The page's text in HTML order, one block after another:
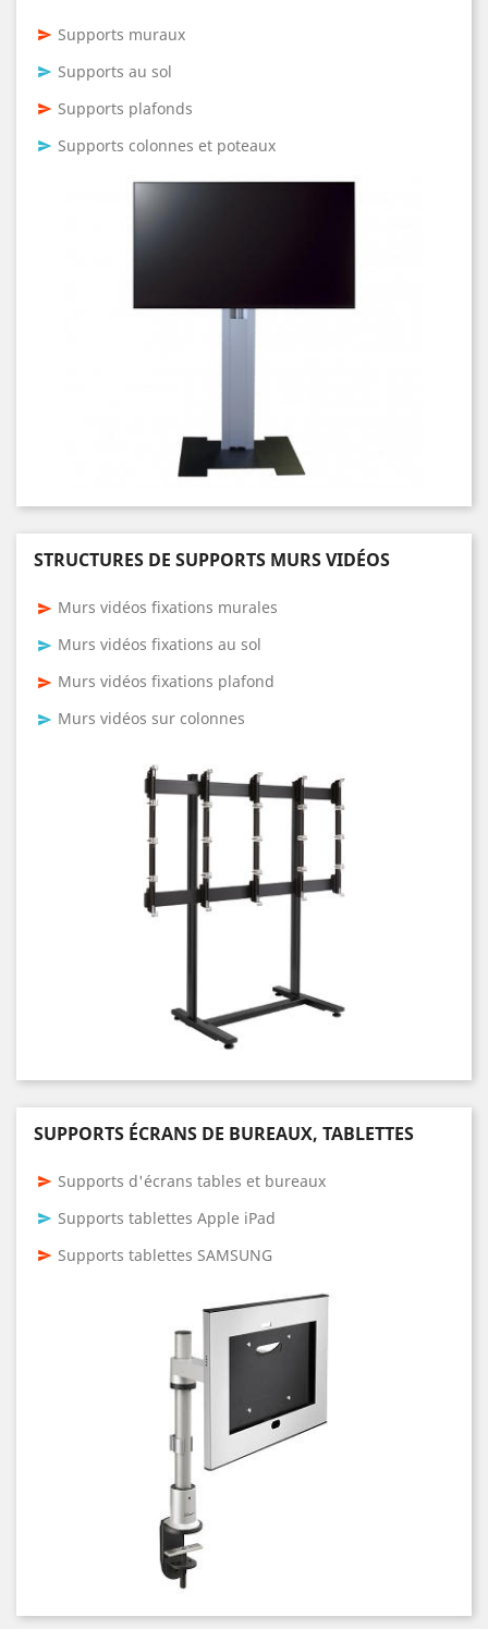
send Supports muraux
send Supports au sol
send Supports plafonds
send Supports colonnes et poteaux
STRUCTURES DE SUPPORTS MURS VIDÉOS
send Murs vidéos fixations murales
send Murs vidéos fixations au sol
send Murs vidéos fixations plafond
send Murs vidéos sur colonnes
SUPPORTS ÉCRANS DE BUREAUX, TABLETTES
send Supports d'écrans tables et bureaux
send Supports tablettes Apple iPad
send Supports tablettes SAMSUNG